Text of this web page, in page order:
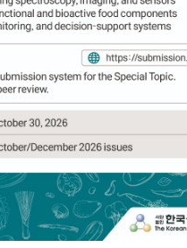
해 천연 항산화제 개발을
하였고, 각 선량별 조사산물
하였다. 그 결과, 50 kGy 선
로 다른 조사선량에 비해
3.5±0.1 및 24.5±0.6 μg/mL
사하였다. 이에 각 조사산물
된 화합물을 확인하였다.
수행하여 저분자 phenol